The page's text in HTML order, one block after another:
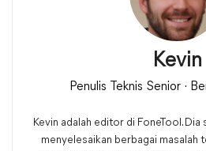
Kevin
Penulis Teknis Senior ·
Kevin adalah editor di FoneTool.
menyelesaikan berbagai masalah